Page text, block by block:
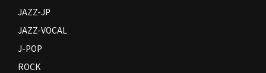
JAZZ-JP
JAZZ-VOCAL
J-POP
ROCK